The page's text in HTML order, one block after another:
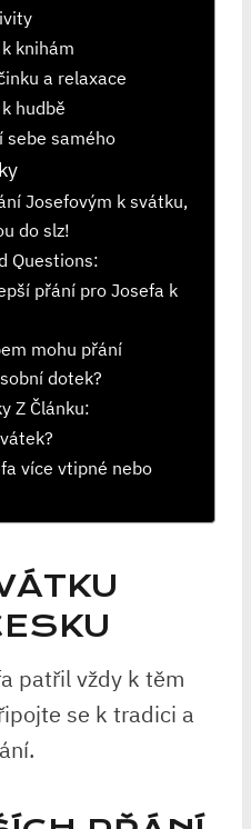
knihám
a relaxace
hudbě
samého
Josefovým k svátku,
do slz!
Questions:
přání pro Josefa k
mohu přání
dotek?
Z Článku:
více vtipné nebo
patřil vždy k těm
se k tradici a